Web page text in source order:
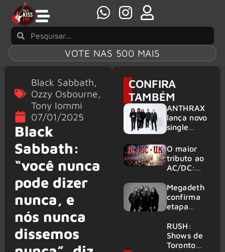
VOTE NAS 500 MAIS
Black Sabbath,
Ozzy Osbourne,
Tony Iommi
07/01/2025
Black
Sabbath:
“você nunca
pode dizer
nunca, e
nós nunca
dissemos
CONFIRA
TAMBÉM
ANTHRAX
lança novo
single
’s Got A
Plan’
O maior
tributo ao
AC/DC:
traz ao
Brasil um
repertório
atravessa
gerações
Megadeth
confirma
etapa
da turnê
de
despedida
RUSH:
Shows de
Toronto